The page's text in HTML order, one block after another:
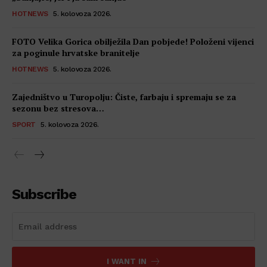
HOTNEWS 5. kolovoza 2026.
FOTO Velika Gorica obilježila Dan pobjede! Položeni vijenci
za poginule hrvatske branitelje
HOTNEWS 5. kolovoza 2026.
Zajedništvo u Turopolju: Čiste, farbaju i spremaju se za
sezonu bez stresova…
SPORT 5. kolovoza 2026.
Subscribe
I WANT IN